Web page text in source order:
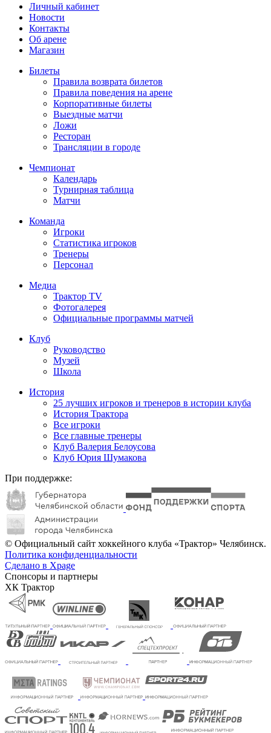
Личный кабинет
Новости
Контакты
Об арене
Магазин
Билеты
Правила возврата билетов
Правила поведения на арене
Корпоративные билеты
Выездные матчи
Ложи
Ресторан
Трансляции в городе
Чемпионат
Календарь
Турнирная таблица
Матчи
Команда
Игроки
Статистика игроков
Тренеры
Персонал
Медиа
Трактор TV
Фотогалерея
Официальные программы матчей
Клуб
Руководство
Музей
Школа
История
25 лучших игроков и тренеров в истории клуба
История Трактора
Все игроки
Все главные тренеры
Клуб Валерия Белоусова
Клуб Юрия Шумакова
При поддержке:
© Официальный сайт хоккейного клуба «Трактор» Челябинск.
Политика конфиденциальности
Сделано в Xpage
Спонсоры и партнеры
ХК Трактор